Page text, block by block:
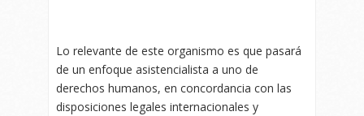
Lo relevante de este organismo es que pasará
de un enfoque asistencialista a uno de
derechos humanos, en concordancia con las
disposiciones legales internacionales y